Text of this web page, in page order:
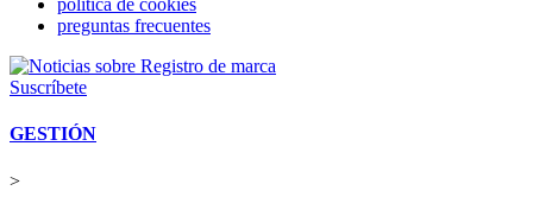
politica de cookies
preguntas frecuentes
Suscríbete
GESTIÓN
>